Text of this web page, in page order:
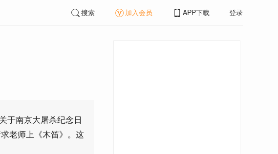
搜索 加入会员 APP下载 登录
于南京大屠杀纪念日
老师上《木笛》。这